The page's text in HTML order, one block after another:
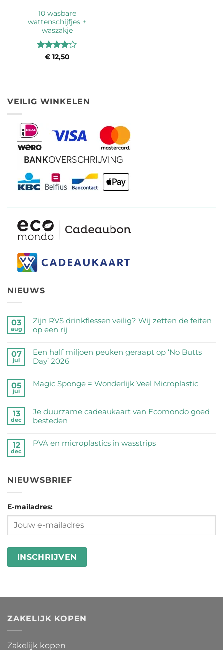
10 wasbare
wattenschijfjes +
waszakje
Waardering
€12,50
VEILIG WINKELEN
NIEUWS
03
aug
Zijn RVS drinkflessen veilig? Wij zetten de feiten
op een rij
reacties
op
Zijn
drinkflessen
zetten
de
op
een
07
jul
Een half miljoen peuken geraapt op ‘No Butts
Day’ 2026
reacties
half
miljoen
peuken
op
2026
05
jul
Magic Sponge = Wonderlijk Veel Microplastic
op
Magic
=
Wonderlijk
13
dec
Je duurzame cadeaukaart van Ecomondo goed
besteden
reacties
cadeaukaart
van
goed
besteden
12
dec
PVA en microplastics in wasstrips
PVA
in
wasstrips
NIEUWSBRIEF
E-mailadres:
ZAKELIJK KOPEN
Zakelijk kopen